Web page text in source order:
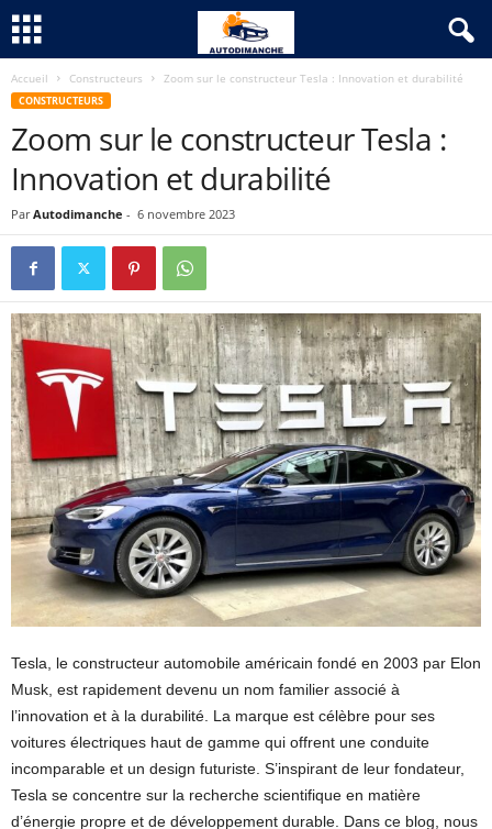
Accueil Constructeurs Zoom sur le constructeur Tesla : Innovation et durabilité
CONSTRUCTEURS
Zoom sur le constructeur Tesla :
Innovation et durabilité
Par Autodimanche - 6 novembre 2023
Tesla, le constructeur automobile américain fondé en 2003 par Elon
Musk, est rapidement devenu un nom familier associé à
l’innovation et à la durabilité. La marque est célèbre pour ses
voitures électriques haut de gamme qui offrent une conduite
incomparable et un design futuriste. S’inspirant de leur fondateur,
Tesla se concentre sur la recherche scientifique en matière
d’énergie propre et de développement durable. Dans ce blog, nous